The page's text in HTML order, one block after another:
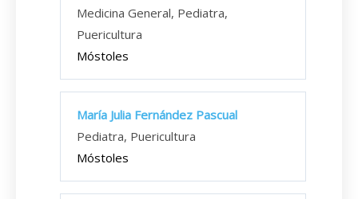
Medicina General, Pediatra,
Puericultura
Móstoles
María Julia Fernández Pascual
Pediatra, Puericultura
Móstoles